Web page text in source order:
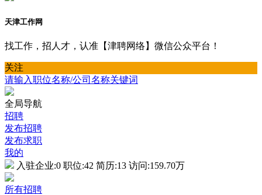
天津工作网
找工作，招人才，认准【津聘网络】微信公众平台！
关注
请输入职位名称/公司名称关键词
全局导航
招聘
发布招聘
发布求职
我的
入驻企业:0 职位:42 简历:13 访问:159.70万
所有招聘